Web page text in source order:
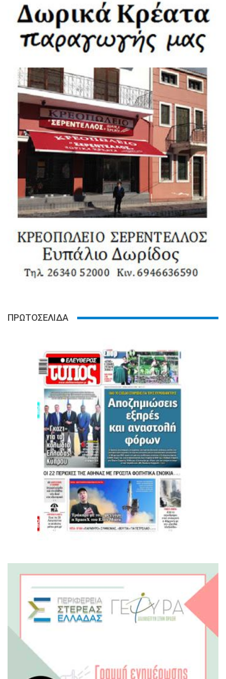
ΠΡΩΤΟΣΕΛΙΔΑ